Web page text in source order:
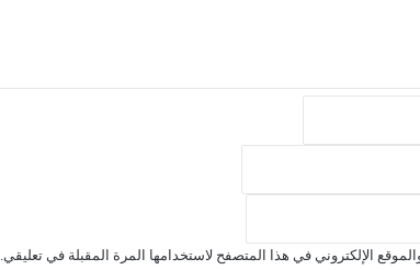
الإلكتروني في هذا المتصفح لاستخدامها المرة المقبلة في تعليقي.